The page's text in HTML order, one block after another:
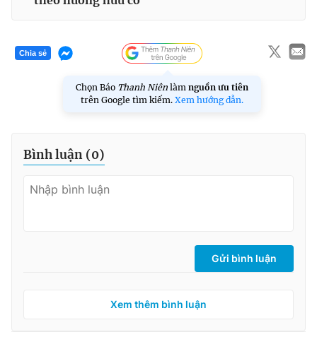
Chia sẻ
Chọn Báo Thanh Niên làm nguồn ưu tiên
trên Google tìm kiếm. Xem hướng dẫn.
Bình luận (0)
Gửi bình luận
Xem thêm bình luận